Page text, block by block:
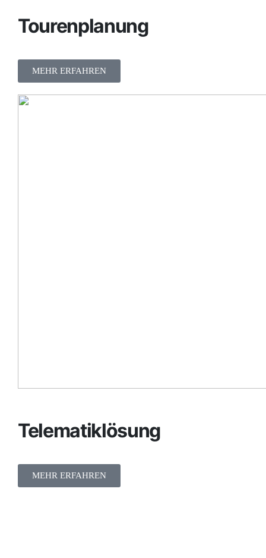
Tourenplanung
MEHR ERFAHREN
Telematiklösung
MEHR ERFAHREN